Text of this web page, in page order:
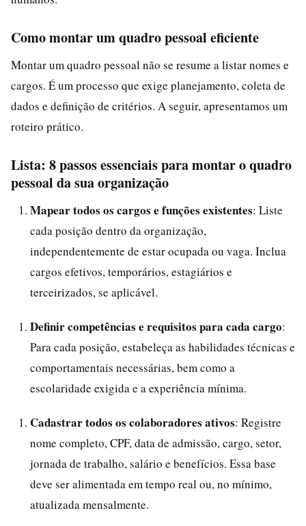
Como montar um quadro pessoal eficiente
Montar um quadro pessoal não se resume a listar nomes e
cargos. É um processo que exige planejamento, coleta de
dados e definição de critérios. A seguir, apresentamos um
roteiro prático.
Lista: 8 passos essenciais para montar o quadro
pessoal da sua organização
Mapear todos os cargos e funções existentes: Liste
cada posição dentro da organização,
independentemente de estar ocupada ou vaga. Inclua
cargos efetivos, temporários, estagiários e
terceirizados, se aplicável.
Definir competências e requisitos para cada cargo:
Para cada posição, estabeleça as habilidades técnicas e
comportamentais necessárias, bem como a
escolaridade exigida e a experiência mínima.
Cadastrar todos os colaboradores ativos: Registre
nome completo, CPF, data de admissão, cargo, setor,
jornada de trabalho, salário e benefícios. Essa base
deve ser alimentada em tempo real ou, no mínimo,
atualizada mensalmente.